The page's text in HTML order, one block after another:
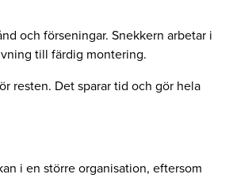
och förseningar. Snekkern arbetar i
till färdig montering.
resten. Det sparar tid och gör hela
i en större organisation, eftersom